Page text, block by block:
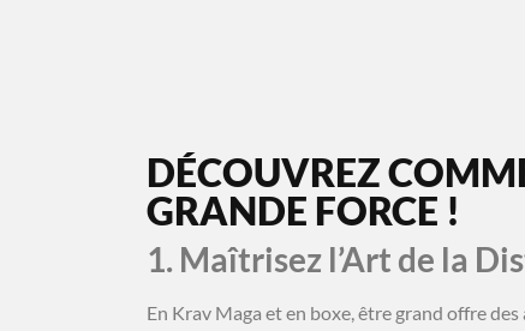
DÉCOUVREZ
GRANDE FORCE !
1. Maîtrisez l’Art de la
En Krav Maga et en boxe, être grand offre